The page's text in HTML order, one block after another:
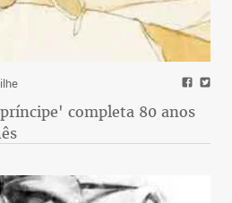
completa 80 anos